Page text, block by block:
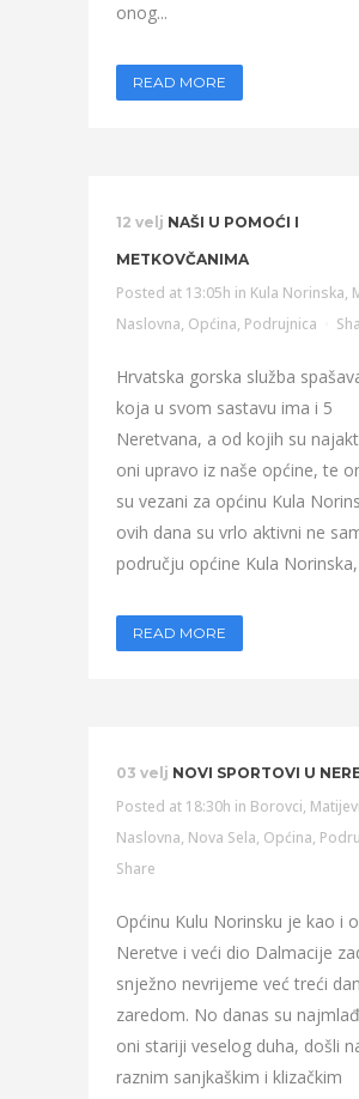
onog...
READ MORE
12 velj NAŠI U POMOĆI I
METKOVČANIMA
Posted at 13:05h in Kula Norinska,
Naslovna, Općina, Podrujnica
Hrvatska gorska služba
koja u svom sastavu ima i 5
Neretvana, a od kojih su
oni upravo iz naše općine, te
su vezani za općinu Kula
ovih dana su vrlo aktivni ne
području općine Kula Norinska,
READ MORE
03 velj NOVI SPORTOVI U
Posted at 18:30h in Borovci,
Naslovna, Nova Sela, Općina,
Share
Općinu Kulu Norinsku je kao i
Neretve i veći dio Dalmacije
snježno nevrijeme već treći dan
zaredom. No danas su
oni stariji veselog duha, došli
raznim sanjkaškim i klizačkim